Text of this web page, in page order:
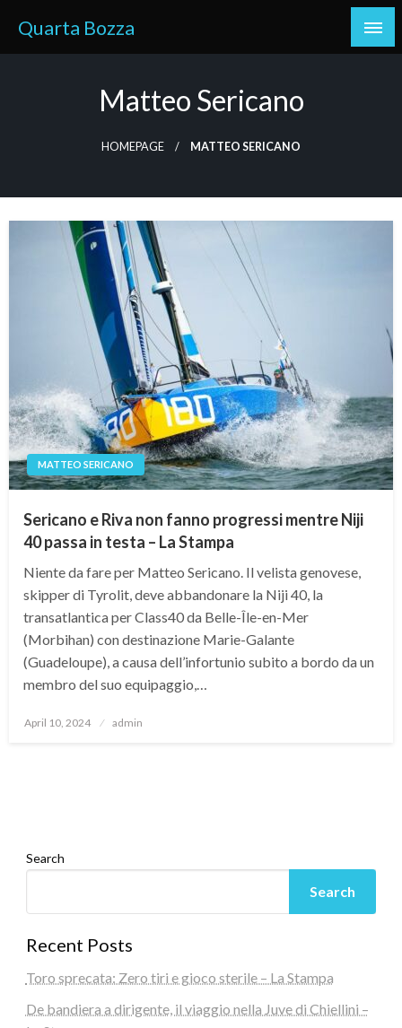
content
Quarta Bozza
Matteo Sericano
HOMEPAGE MATTEO SERICANO
MATTEO SERICANO
Sericano e Riva non fanno progressi mentre Niji
40 passa in testa – La Stampa
Niente da fare per Matteo Sericano. Il velista genovese,
skipper di Tyrolit, deve abbandonare la Niji 40, la
transatlantica per Class40 da Belle-Île-en-Mer
(Morbihan) con destinazione Marie-Galante
(Guadeloupe), a causa dell’infortunio subito a bordo da un
membro del suo equipaggio,…
Posted
April 10, 2024 admin
Search
Search
Recent Posts
Toro sprecata: Zero tiri e gioco sterile – La Stampa
De bandiera a dirigente, il viaggio nella Juve di Chiellini –